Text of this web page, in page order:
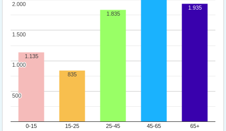
0-15 15-25 25-45 45-65 65+
500
500
1.000
1.000
1.500
1.500
2.000
2.000
1.135
835
1.835
1.935